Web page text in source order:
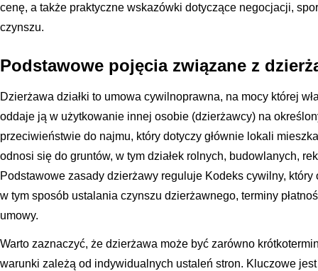
cenę, a także praktyczne wskazówki dotyczące negocjacji,
czynszu.
Podstawowe pojęcia związane z
Dzierżawa działki to umowa cywilnoprawna, na mocy której
oddaje ją w użytkowanie innej osobie (dzierżawcy) na
przeciwieństwie do najmu, który dotyczy głównie lokali
odnosi się do gruntów, w tym działek rolnych, budowlanych,
Podstawowe zasady dzierżawy reguluje Kodeks cywilny,
w tym sposób ustalania czynszu dzierżawnego, terminy
umowy.
Warto zaznaczyć, że dzierżawa może być zarówno
warunki zależą od indywidualnych ustaleń stron. Kluczowe